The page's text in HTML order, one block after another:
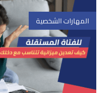
المهارات الشخصية